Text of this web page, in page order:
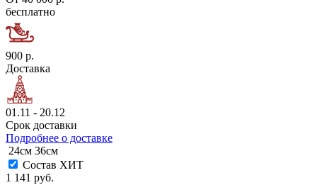
бесплатно
900 р.
Доставка
01.11 - 20.12
Срок доставки
Подробнее о доставке
24см 36см
Состав ХИТ
1 141 руб.